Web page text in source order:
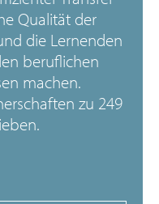
Qualität der
die Lernenden
beruflichen
machen.
zu 249